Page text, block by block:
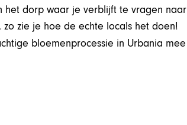
het dorp waar je verblijft te vragen naar
zie je hoe de echte locals het doen!
bloemenprocessie in Urbania mee